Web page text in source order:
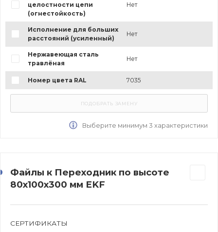
целостности цепи
(огнестойкость)
Нет
Исполнение для больших
расстояний (усиленный)
Нет
Нержавеющая сталь
травлёная
Нет
Номер цвета RAL 7035
Выберите минимум 3 характеристики
Файлы к Переходник по высоте
80х100х300 мм EKF
СЕРТИФИКАТЫ